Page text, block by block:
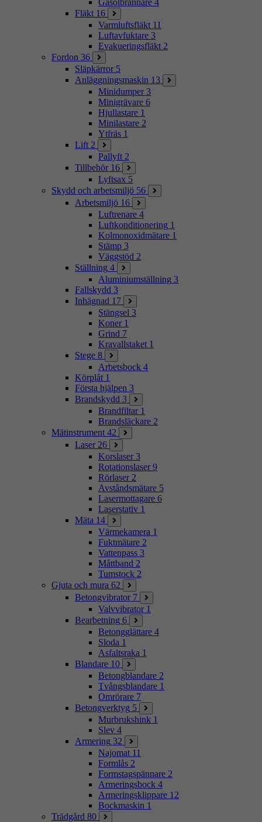
Gasolbrännare 4
Fläkt 16
Varmluftsfläkt 11
Luftavfuktare 3
Evakueringsfläkt 2
Fordon 36
Släpkärror 5
Anläggningsmaskin 13
Minidumper 3
Minigrävare 6
Hjullastare 1
Minilastare 2
Ytfräs 1
Lift 2
Pallyft 2
Tillbehör 16
Lyftsax 5
Skydd och arbetsmiljö 56
Arbetsmiljö 16
Luftrenare 4
Luftkonditionering 1
Kolmonoxidmätare 1
Stämp 3
Väggstöd 2
Ställning 4
Aluminiumställning 3
Fallskydd 3
Inhägnad 17
Stängsel 3
Koner 1
Grind 7
Kravallstaket 1
Stege 8
Arbetsbock 4
Körplåt 1
Första hjälpen 3
Brandskydd 3
Brandfiltar 1
Brandsläckare 2
Mätinstrument 42
Laser 26
Korslaser 3
Rotationslaser 9
Rörlaser 2
Avståndsmätare 5
Lasermottagare 6
Laserstativ 1
Mäta 14
Värmekamera 1
Fuktmätare 2
Vattenpass 3
Måttband 2
Tumstock 2
Gjuta och mura 62
Betongvibrator 7
Valvvibrator 1
Bearbetning 6
Betongglättare 4
Sloda 1
Asfaltsraka 1
Blandare 10
Betongblandare 2
Tvångsblandare 1
Omrörare 7
Betongverktyg 5
Murbrukshink 1
Slev 4
Armering 32
Najomat 11
Formlås 2
Formstagspännare 2
Armeringsbock 4
Armeringsklippare 12
Bockmaskin 1
Trädgård 80